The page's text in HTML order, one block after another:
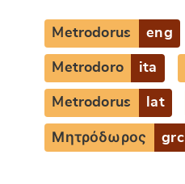
Metrodorus eng
Metrodoro ita
Metrodorus lat
Μητρόδωρος grc